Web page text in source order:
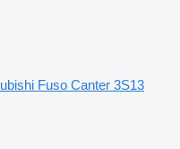
Fuso Canter 3S13